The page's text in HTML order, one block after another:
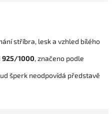
stříbra, lesk a vzhled bílého
925/1000, značeno podle
šperk neodpovídá představě